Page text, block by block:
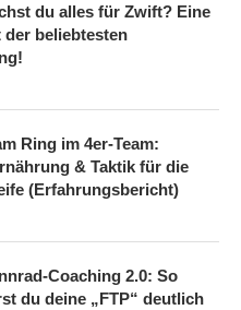
du alles für Zwift? Eine
der beliebtesten
Ring im 4er-Team:
& Taktik für die
(Erfahrungsbericht)
Coaching 2.0: So
du deine „FTP“ deutlich